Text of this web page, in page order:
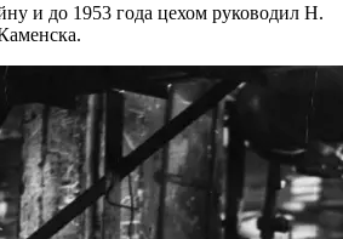
и до 1953 года цехом руководил Н.